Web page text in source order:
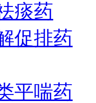
痰药
促排药
平喘药